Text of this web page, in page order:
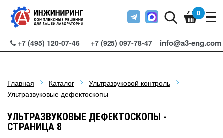
+7 (495) 120-07-46 +7 (925) 097-78-47 info@a3-eng.com
0
Главная Каталог
Ультразвуковой контроль
Ультразвуковые дефектоскопы
УЛЬТРАЗВУКОВЫЕ ДЕФЕКТОСКОПЫ -
СТРАНИЦА 8